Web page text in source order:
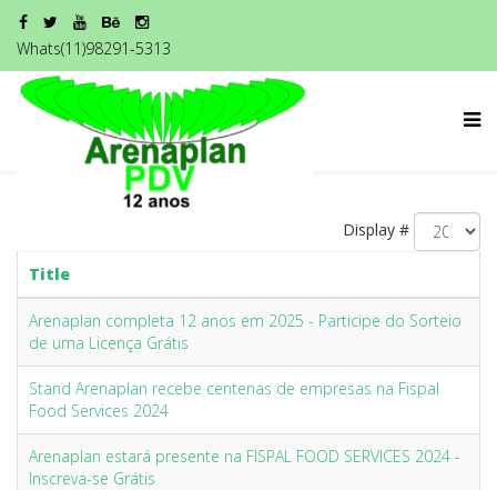
Whats(11)98291-5313
Display #
Title
Arenaplan completa 12 anos em 2025 - Participe do Sorteio
de uma Licença Grátis
Stand Arenaplan recebe centenas de empresas na Fispal
Food Services 2024
Arenaplan estará presente na FISPAL FOOD SERVICES 2024 -
Inscreva-se Grátis